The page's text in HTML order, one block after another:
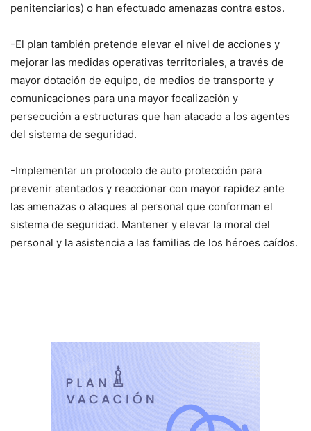
penitenciarios) o han efectuado amenazas contra estos.
-El plan también pretende elevar el nivel de acciones y
mejorar las medidas operativas territoriales, a través de
mayor dotación de equipo, de medios de transporte y
comunicaciones para una mayor focalización y
persecución a estructuras que han atacado a los agentes
del sistema de seguridad.
-Implementar un protocolo de auto protección para
prevenir atentados y reaccionar con mayor rapidez ante
las amenazas o ataques al personal que conforman el
sistema de seguridad. Mantener y elevar la moral del
personal y la asistencia a las familias de los héroes caídos.